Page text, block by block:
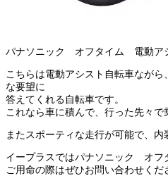
パナソニック オフタイム 電動ア
こちらは電動アシスト自転車なが
な要望に
答えてくれる自転車です。
これなら車に積んで、行った先々で
またスポーティな走行が可能で、内
イープラスではパナソニック オフ
ご用命の際はぜひお問い合わせくだ